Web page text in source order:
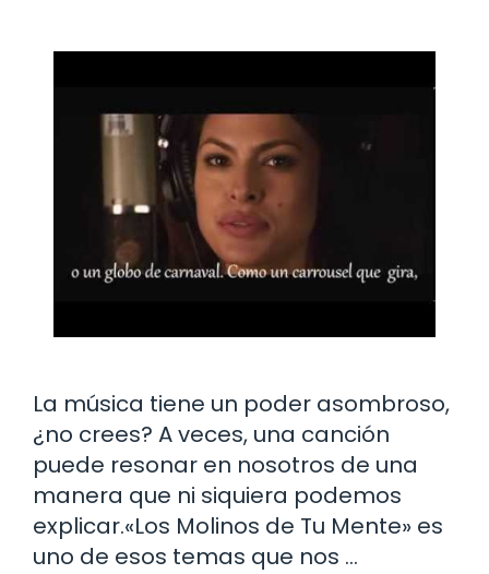
La música tiene un poder asombroso,
¿no crees? A veces, una canción
puede resonar en nosotros de una
manera que ni siquiera podemos
explicar.«Los Molinos de Tu Mente» es
uno de esos temas que nos …